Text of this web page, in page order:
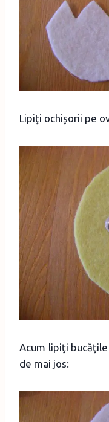
Lipiţi ochişorii pe
Acum lipiţi
de mai jos: